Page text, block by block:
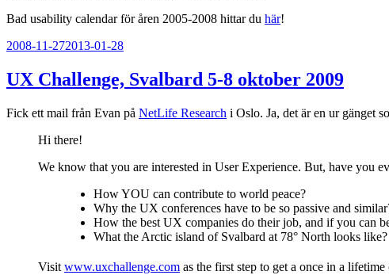
Bad usability calendar för åren 2005-2008 hittar du här!
Publicerat
2008-11-272013-01-28
UX Challenge, Svalbard 5-8 oktober 2009
Fick ett mail från Evan på NetLife Research i Oslo. Ja, det är en ur gänget
Hi there!
We know that you are interested in User Experience. But, have you
How YOU can contribute to world peace?
Why the UX conferences have to be so passive and
How the best UX companies do their job, and if you can
What the Arctic island of Svalbard at 78° North looks like?
Visit www.uxchallenge.com as the first step to get a once in a